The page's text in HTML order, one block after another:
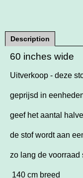
Description
60 inches wide
Uitverkoop - deze
geprijsd in
geef het aantal
de stof wordt aan
zo lang de voorraad
140 cm breed